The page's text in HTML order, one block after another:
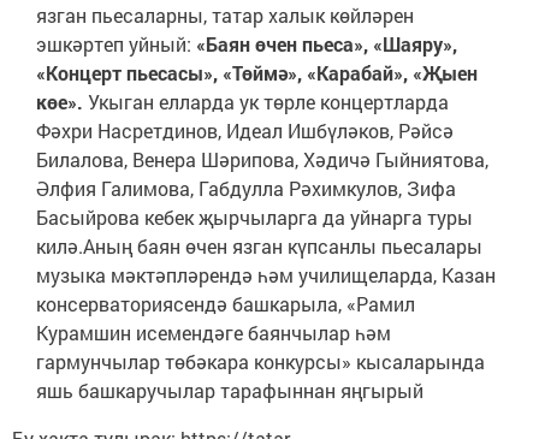
язган пьесаларны, татар халык көйләрен
эшкәртеп уйный: «Баян өчен пьеса», «Шаяру»,
«Концерт пьесасы», «Төймә», «Карабай», «Җыен
көе». Укыган елларда ук төрле концертларда
Фәхри Насретдинов, Идеал Ишбүләков, Рәйсә
Билалова, Венера Шәрипова, Хәдичә Гыйниятова,
Әлфия Галимова, Габдулла Рәхимкулов, Зифа
Басыйрова кебек җырчыларга да уйнарга туры
килә.Аның баян өчен язган күпсанлы пьесалары
музыка мәктәпләрендә һәм училищеларда, Казан
консерваториясендә башкарыла, «Рамил
Курамшин исемендәге баянчылар һәм
гармунчылар төбәкара конкурсы» кысаларында
яшь башкаручылар тарафыннан яңгырый